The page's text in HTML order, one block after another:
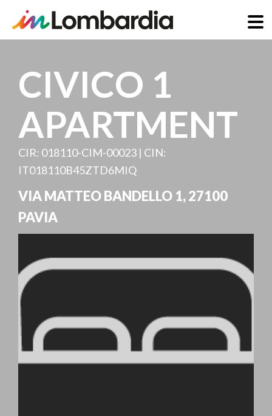
InhaltCIVICO 1
APARTMENT
CIR: 018110-CIM-00023 | CIN:
IT018110B45ZTD6MIQ
VIA MATTEO BANDELLO 1,27100
PAVIA